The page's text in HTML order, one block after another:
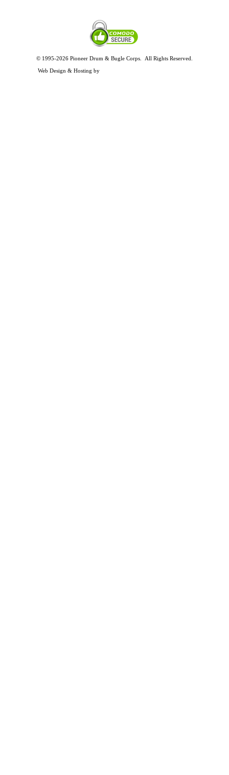
© 1995-2026 Pioneer Drum & Bugle Corps. All Rights Reserved.
Web Design & Hosting by